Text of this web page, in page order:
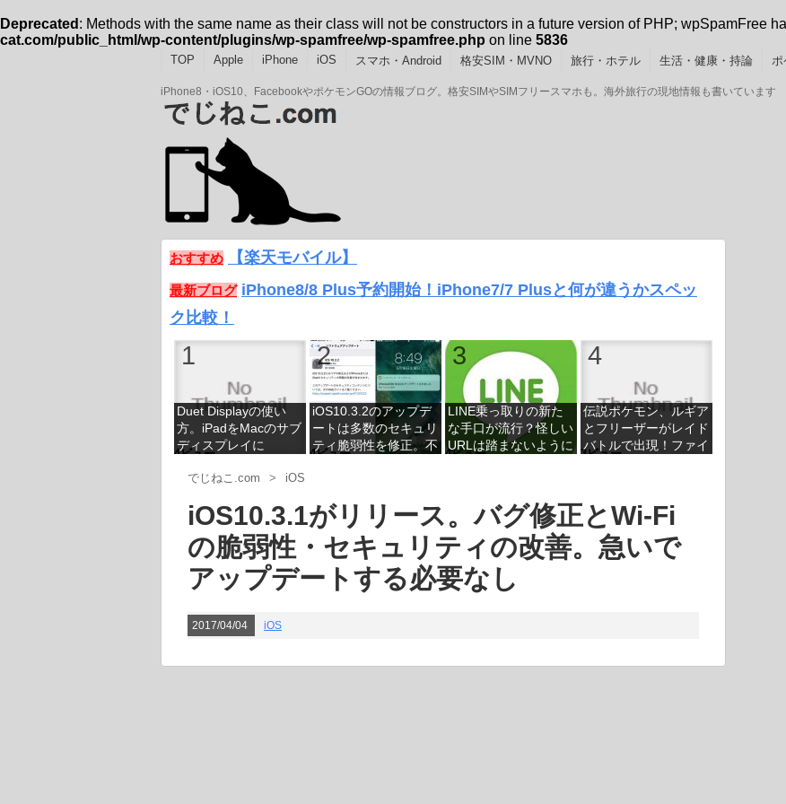
Deprecated : Methods with the same name as their class will not be constructors in a future version of PHP; wpSpamFree
cat.com/public_html/wp-content/plugins/wp-spamfree/wp-spamfree.php on line 5836
TOP Apple iPhone iOS スマホ・Android 格安SIM・MVNO 旅行・ホテル 生活・健康・持論 ポ
iPhone8・iOS10、FacebookやポケモンGOの情報ブログ。格安SIMやSIMフリースマホも。海外旅行の現地情報も書いています
おすすめ 【楽天モバイル】
最新ブログ iPhone8/8 Plus予約開始！iPhone7/7 Plusと何が違うかスペッ
ク比較！
Duet Displayの使い
方。iPadをMacのサブ
ディスプレイに
4ビュー
iOS10.3.2のアップデ
ートは多数のセキュリ
ティ脆弱性を修正。不
4ビュー
LINE乗っ取りの新た
な手口が流行？怪しい
URLは踏まないように
4ビュー
伝説ポケモン、ルギア
とフリーザーがレイド
バトルで出現！ファイ
3ビュー
でじねこ.com
> iOS
iOS10.3.1がリリース。バグ修正とWi-Fi
の脆弱性・セキュリティの改善。急いで
アップデートする必要なし
2017/04/04 iOS